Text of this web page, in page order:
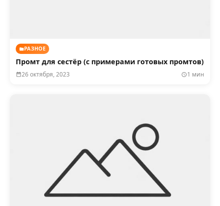
РАЗНОЕ
Промт для сестёр (с примерами готовых промтов)
26 октября, 2023 1 мин